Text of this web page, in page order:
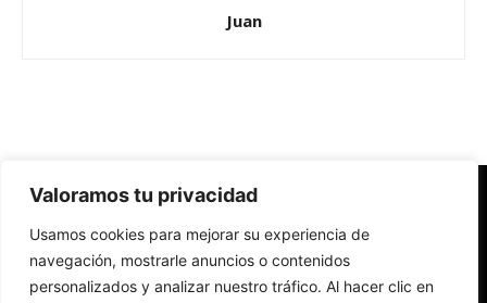
Valoramos tu privacidad
Usamos cookies para mejorar su experiencia de
navegación, mostrarle anuncios o contenidos
personalizados y analizar nuestro tráfico. Al hacer clic en
Juan
Redes Cristianas
Una mirada alternativa sobre la Iglesia católica y la sociedad
- Colectivos de Redes Cristianas